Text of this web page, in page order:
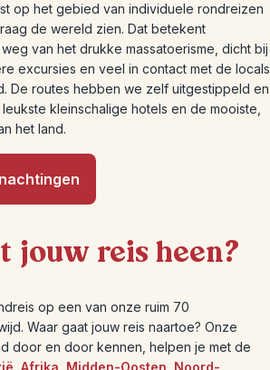
op het gebied van individuele rondreizen
de wereld zien. Dat betekent
van het drukke massatoerisme, dicht bij
excursies en veel in contact met de locals
De routes hebben we zelf uitgestippeld en
kleinschalige hotels en de mooiste,
het land.
jouw reis heen?
op een van onze ruim 70
Waar gaat jouw reis naartoe? Onze
door en door kennen, helpen je met de
Afrika Midden-Oosten Noord-